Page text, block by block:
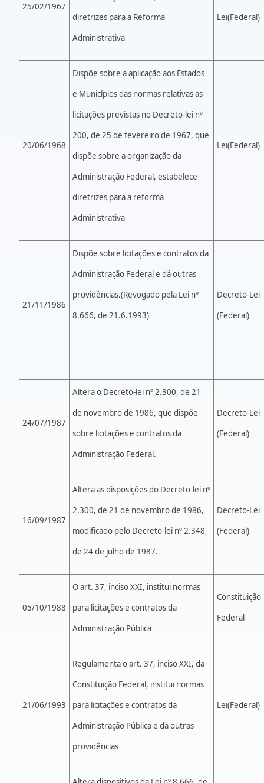
25/02/1967
diretrizes para a Reforma
Administrativa
Lei(Federal)
20/06/1968
Dispõe sobre a aplicação aos Estados
e Municípios das normas relativas as
licitações previstas no Decreto-lei nº
200, de 25 de fevereiro de 1967, que
dispõe sobre a organização da
Administração Federal, estabelece
diretrizes para a reforma
Administrativa
Lei(Federal)
21/11/1986
Dispõe sobre licitações e contratos da
Administração Federal e dá outras
providências.(Revogado pela Lei nº
8.666, de 21.6.1993)
Decreto-Lei
(Federal)
24/07/1987
Altera o Decreto-lei nº 2.300, de 21
de novembro de 1986, que dispõe
sobre licitações e contratos da
Administração Federal.
Decreto-Lei
(Federal)
16/09/1987
Altera as disposições do Decreto-lei nº
2.300, de 21 de novembro de 1986,
modificado pelo Decreto-lei nº 2.348,
de 24 de julho de 1987.
Decreto-Lei
(Federal)
05/10/1988
O art. 37, inciso XXI, institui normas
para licitações e contratos da
Administração Pública
Constituição
Federal
21/06/1993
Regulamenta o art. 37, inciso XXI, da
Constituição Federal, institui normas
para licitações e contratos da
Administração Pública e dá outras
providências
Lei(Federal)